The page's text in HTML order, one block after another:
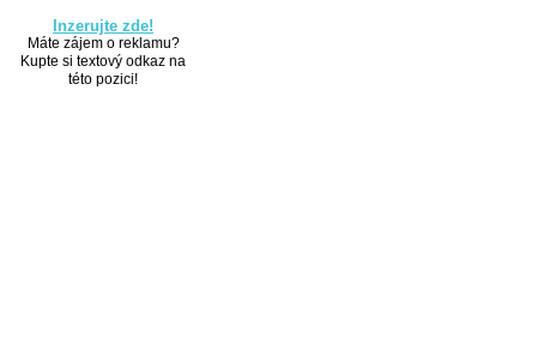
Inzerujte zde!
Máte zájem o reklamu?
Kupte si textový odkaz na
této pozici!